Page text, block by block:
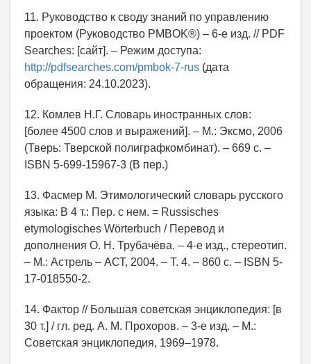
11. Руководство к своду знаний по управлению
проектом (Руководство PMBOK®) – 6-е изд. // PDF
Searches: [сайт]. – Режим доступа:
http://pdfsearches.com/pmbok-7-rus (дата
обращения: 24.10.2023).
12. Комлев Н.Г. Словарь иностранных слов:
[более 4500 слов и выражений]. – М.: Эксмо, 2006
(Тверь: Тверской полиграфкомбинат). – 669 с. –
ISBN 5-699-15967-3 (В пер.)
13. Фасмер М. Этимологический словарь русского
языка: В 4 т.: Пер. с нем. = Russisches
etymologisches Wörterbuch / Перевод и
дополнения О. Н. Трубачёва. – 4-е изд., стереотип.
– М.: Астрель – АСТ, 2004. – Т. 4. – 860 с. – ISBN 5-
17-018550-2.
14. Фактор // Большая советская энциклопедия: [в
30 т.] / гл. ред. А. М. Прохоров. – 3-е изд. – М.:
Советская энциклопедия, 1969–1978.